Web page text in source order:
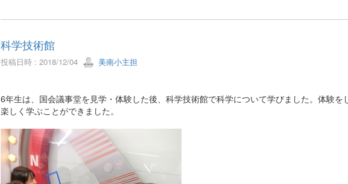
科学技術館
投稿日時 : 2018/12/04 美南小主担
6年生は、国会議事堂を見学・体験した後、科学技術館で科学について学びました。体験
楽しく学ぶことができました。